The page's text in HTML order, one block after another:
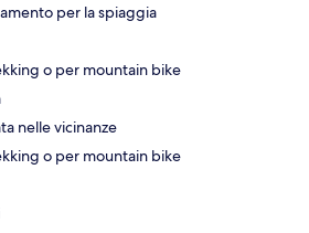
per la spiaggia
o per mountain bike
nelle vicinanze
o per mountain bike